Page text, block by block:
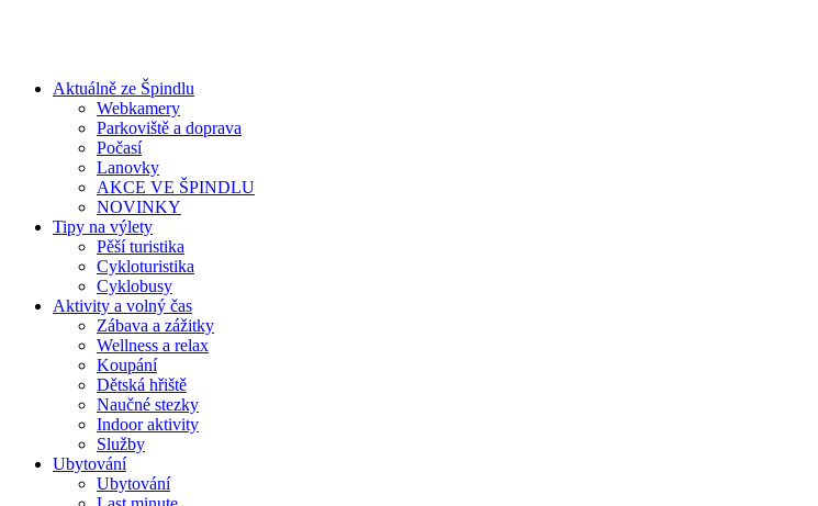
Aktuálně ze Špindlu
Webkamery
Parkoviště a doprava
Počasí
Lanovky
AKCE VE ŠPINDLU
NOVINKY
Tipy na výlety
Pěší turistika
Cykloturistika
Cyklobusy
Aktivity a volný čas
Zábava a zážitky
Wellness a relax
Koupání
Dětská hřiště
Naučné stezky
Indoor aktivity
Služby
Ubytování
Ubytování